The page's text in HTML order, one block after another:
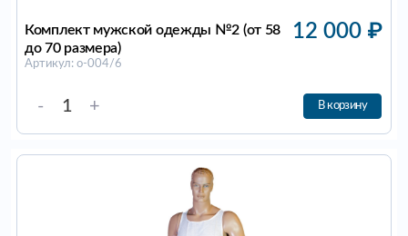
Комплект мужской одежды №2 (от 58
до 70 размера)
Артикул: о-004/6
12 000 ₽
- + В корзину